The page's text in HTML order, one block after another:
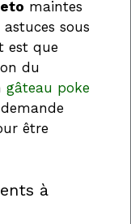
maintes
sous
est que
du
gâteau poke
être
à